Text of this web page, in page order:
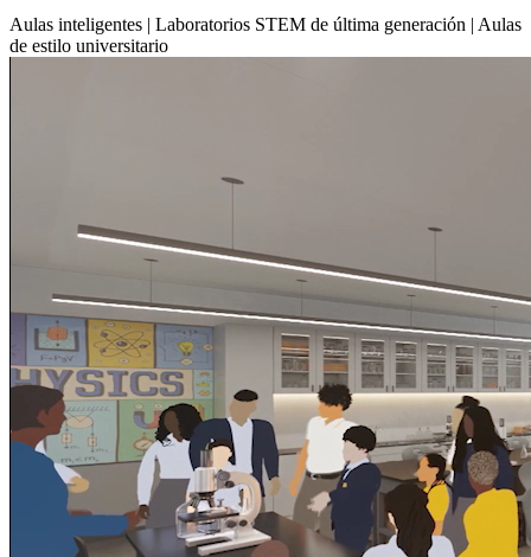
Aulas inteligentes | Laboratorios STEM de última generación | Aulas
de estilo universitario